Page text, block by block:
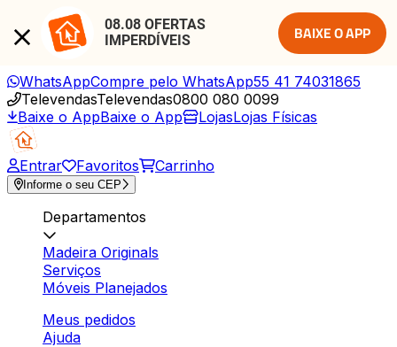
08.08 OFERTAS
IMPERDÍVEIS
BAIXE O APP
WhatsAppCompre pelo WhatsApp55 41 74031865
TelevendasTelevendas0800 080 0099
Baixe o AppBaixe o App LojasLojas Físicas
Entrar Favoritos Carrinho
Informe o seu CEP
Departamentos
Madeira Originals
Serviços
Móveis Planejados
Meus pedidos
Ajuda